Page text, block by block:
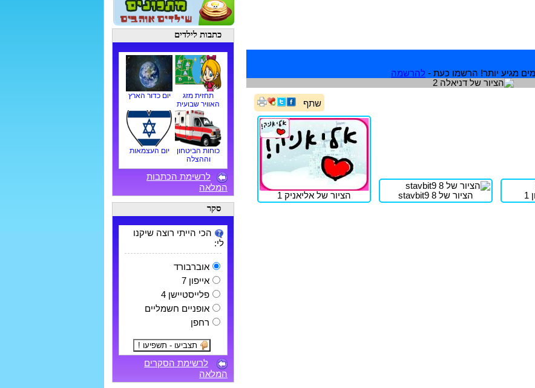
מגיע יותר! הרשמו כעת - להרשמה
שתף
הציור של stavbit9 8 הציור של אליאניק 1
כתבות לילדים
תחזית מזג
האוויר שבועית
יום כדור הארץ
כוחות הביטחון
וההצלה
יום העצמאות
לרשימת הכתבות
המלאה
סקר
הכי הייתי רוצה שיקנו
לי:
אוברבורד
אייפון 7
פלייסטיישן 4
אופניים חשמליים
רחפן
לרשימת הסקרים
המלאה